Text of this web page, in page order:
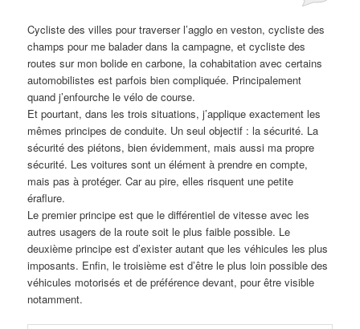
Cycliste des villes pour traverser l’agglo en veston, cycliste des
champs pour me balader dans la campagne, et cycliste des
routes sur mon bolide en carbone, la cohabitation avec certains
automobilistes est parfois bien compliquée. Principalement
quand j’enfourche le vélo de course.
Et pourtant, dans les trois situations, j’applique exactement les
mêmes principes de conduite. Un seul objectif : la sécurité. La
sécurité des piétons, bien évidemment, mais aussi ma propre
sécurité. Les voitures sont un élément à prendre en compte,
mais pas à protéger. Car au pire, elles risquent une petite
éraflure.
Le premier principe est que le différentiel de vitesse avec les
autres usagers de la route soit le plus faible possible. Le
deuxième principe est d’exister autant que les véhicules les plus
imposants. Enfin, le troisième est d’être le plus loin possible des
véhicules motorisés et de préférence devant, pour être visible
notamment.